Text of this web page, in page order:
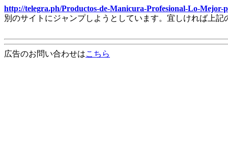
http://telegra.ph/Productos-de-Manicura-Profesional-Lo-Mejor-
別のサイトにジャンプしようとしています。宜しければ上
広告のお問い合わせはこちら